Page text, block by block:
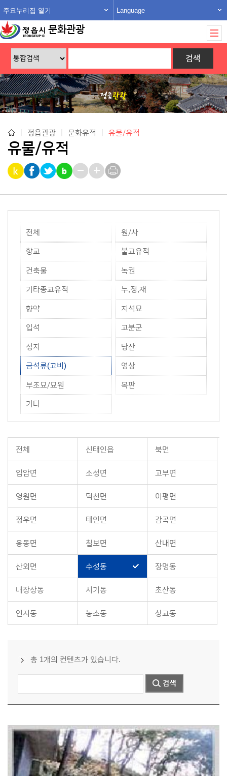
주요누리집 열기 Language
문화관광
정읍관광 문화유적 유물/유적
유물/유적
전체 원/사
향교 불교유적
건축물 녹권
기타종교유적 누,정,재
향약 지석묘
입석 고분군
성지 당산
금석류(고비) 영상
부조묘/묘원 목판
기타
전체 신태인읍 북면
입암면 소성면 고부면
영원면 덕천면 이평면
정우면 태인면 감곡면
옹동면 칠보면 산내면
산외면 수성동 장명동
내장상동 시기동 초산동
연지동 농소동 상교동
총 1개의 컨텐츠가 있습니다.